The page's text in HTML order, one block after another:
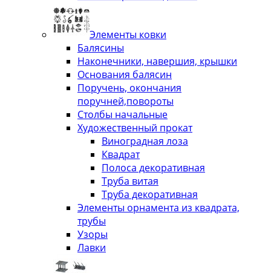
Элементы ковки
Балясины
Наконечники, навершия, крышки
Основания балясин
Поручень, окончания
поручней,повороты
Столбы начальные
Художественный прокат
Виноградная лоза
Квадрат
Полоса декоративная
Труба витая
Труба декоративная
Элементы орнамента из квадрата,
трубы
Узоры
Лавки